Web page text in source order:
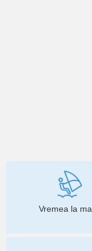
Vremea la